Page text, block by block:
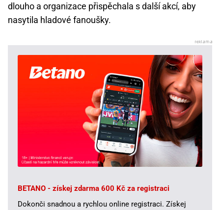
dlouho a organizace přispěchala s další akcí, aby
nasytila hladové fanoušky.
BETANO - získej zdarma 600 Kč za registraci
Dokonči snadnou a rychlou online registraci. Získej